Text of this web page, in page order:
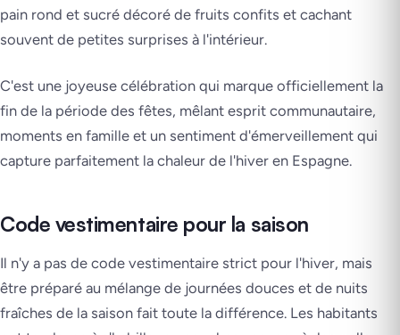
pain rond et sucré décoré de fruits confits et cachant
souvent de petites surprises à l'intérieur.
C'est une joyeuse célébration qui marque officiellement la
fin de la période des fêtes, mêlant esprit communautaire,
moments en famille et un sentiment d'émerveillement qui
capture parfaitement la chaleur de l'hiver en Espagne.
Code vestimentaire pour la saison
Il n'y a pas de code vestimentaire strict pour l'hiver, mais
être préparé au mélange de journées douces et de nuits
fraîches de la saison fait toute la différence. Les habitants